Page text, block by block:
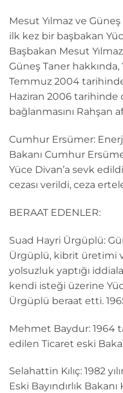
Mesut Yılmaz ve
ilk kez bir başbakan
Başbakan Mesut
Güneş Taner hakkında,
Temmuz 2004 tarihinde
Haziran 2006 tarihinde
bağlanmasını Rahşan
Cumhur Ersümer:
Bakanı Cumhur
Yüce Divan’a sevk
cezası verildi, ceza
BERAAT EDENLER:
Suad Hayri Ürgüplü:
Ürgüplü, kibrit üretimi
yolsuzluk yaptığı
kendi isteği üzerine
Ürgüplü beraat etti.
Mehmet Baydur: 1964
edilen Ticaret eski
Selahattin Kılıç: 1982
Eski Bayındırlık Bakanı